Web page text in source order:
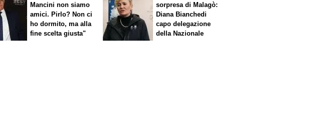
Mancini non siamo
amici. Pirlo? Non ci
ho dormito, ma alla
fine scelta giusta"
sorpresa di Malagò:
Diana Bianchedi
capo delegazione
della Nazionale